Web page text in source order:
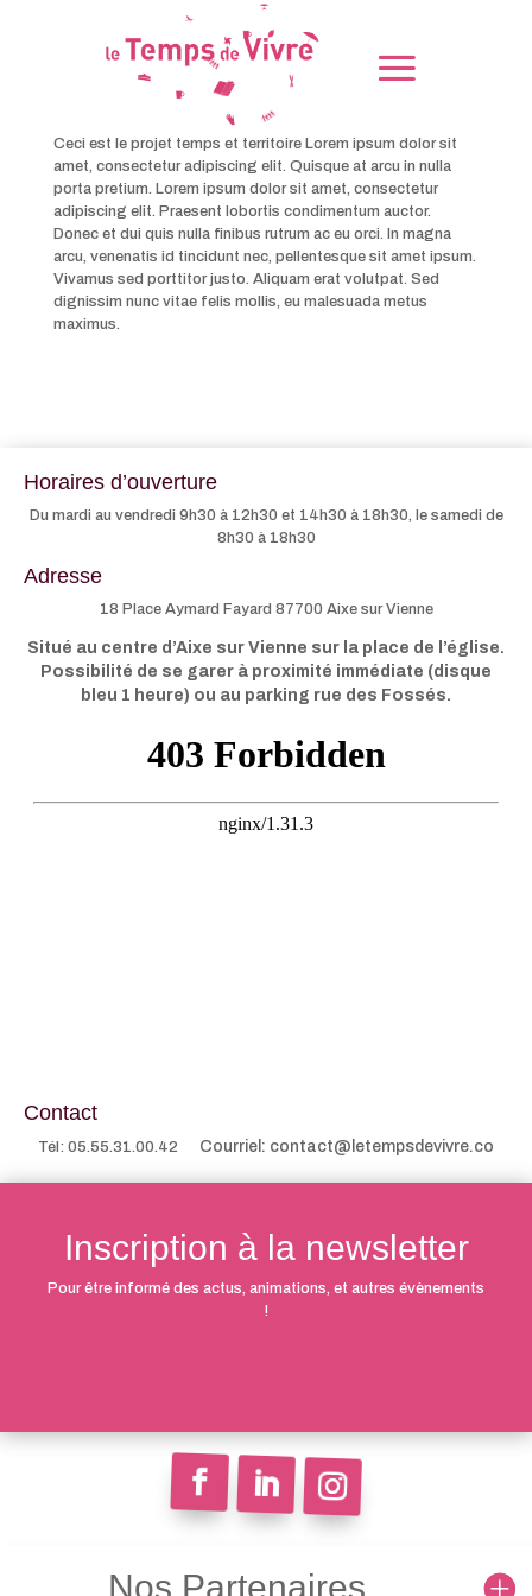
Ceci est le projet temps et territoire Lorem ipsum dolor sit
amet, consectetur adipiscing elit. Quisque at arcu in nulla
porta pretium. Lorem ipsum dolor sit amet, consectetur
adipiscing elit. Praesent lobortis condimentum auctor.
Donec et dui quis nulla finibus rutrum ac eu orci. In magna
arcu, venenatis id tincidunt nec, pellentesque sit amet ipsum.
Vivamus sed porttitor justo. Aliquam erat volutpat. Sed
dignissim nunc vitae felis mollis, eu malesuada metus
maximus.
Horaires d’ouverture
Du mardi au vendredi 9h30 à 12h30 et 14h30 à 18h30, le samedi de
8h30 à 18h30
Adresse
18 Place Aymard Fayard 87700 Aixe sur Vienne
Situé au centre d’Aixe sur Vienne sur la place de l’église.
Possibilité de se garer à proximité immédiate (disque
bleu 1 heure) ou au parking rue des Fossés.
Contact
Tél: 05.55.31.00.42 Courriel: contact@letempsdevivre.co
Inscription à la newsletter
Pour être informé des actus, animations, et autres évènements
!
Nos Partenaires